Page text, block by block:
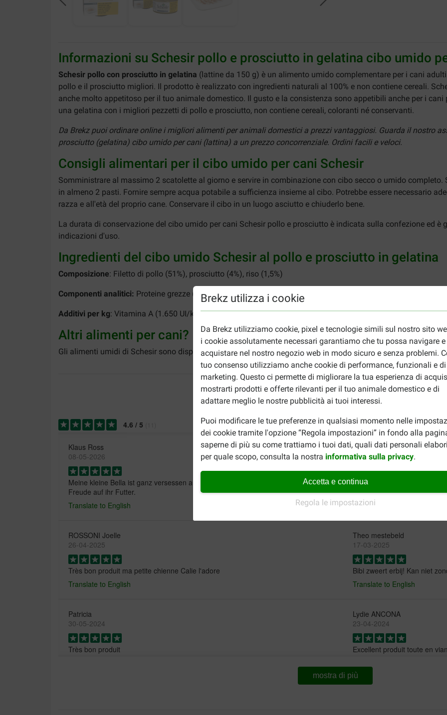
Brekz utilizza i cookie
Da Brekz utilizziamo cookie, pixel e tecnologie simili sul nostro sito
i cookie assolutamente necessari garantiamo che tu possa navigare e
acquistare nel nostro negozio web in modo sicuro e senza problemi.
tuo consenso utilizziamo anche cookie di performance, funzionali e di
marketing. Questo ci permette di migliorare la tua esperienza di
mostrarti prodotti e offerte rilevanti per il tuo animale domestico e di
adattare meglio le nostre pubblicità ai tuoi interessi.
Puoi modificare le tue preferenze in qualsiasi momento nelle
dei cookie tramite l'opzione “Regola impostazioni” in fondo alla
saperne di più su come trattiamo i tuoi dati, quali dati personali
per quale scopo, consulta la nostra informativa sulla privacy.
Accetta e continua
Regola le impostazioni
Informazioni su Schesir pollo e prosciutto in gelatina cibo umido
Schesir pollo con prosciutto in gelatina (lattine da 150 g) è un alimento umido complementare per i cani
pollo e il prosciutto migliori. Il prodotto è realizzato con ingredienti naturali al 100% e non contiene cereali.
anche molto appetitoso per il tuo animale domestico. Il gusto e la consistenza sono appetibili anche per i
una gelatina con i migliori pezzetti di pollo e prosciutto, non contiene cereali, coloranti né conservanti.
Da Brekz puoi ordinare online i migliori alimenti per animali domestici a prezzi vantaggiosi. Guarda il nostro
prosciutto (gelatina) cibo umido per cani (lattina) a un prezzo concorrenziale. Ordini facili e veloci.
Consigli alimentari per il cibo umido per cani Schesir
Somministrare al massimo 2 scatolette al giorno e servire in combinazione con cibo secco o umido
in almeno 2 pasti. Fornire sempre acqua potabile a sufficienza insieme al cibo. Potrebbe essere necessario
razza e all'età del proprio cane. Conservare il cibo in un luogo asciutto e chiuderlo bene.
La durata di conservazione del cibo umido per cani Schesir pollo e prosciutto è indicata sulla confezione ed è
indicazioni d'uso.
Ingredienti del cibo umido Schesir al pollo e prosciutto in gelatina
Composizione: Filetto di pollo (51%), prosciutto (4%), riso (1,5%)
Componenti analitici: Proteine grezze (13,0%), grassi grezzi (2,0%), fibre grezze (0,1%), ceneri grezze (2,0%),
Additivi per kg: Vitamina A (1.650 UI/kg), vitamina E (10 mg/kg)
Altri alimenti per cani?
Gli alimenti umidi di Schesir sono disponibili in diverse varianti. Per gli amanti del pesce c'è ad esempio
4.6 / 5
Klaus Ross
08-05-2026
Meine kleine Bella ist ganz versessen auf ihr Schesir, sie tanzt vor mir vor
Freude auf ihr Futter.
Translate to English
Marianne Van Rossum
11-10-2025
Alles netjes en op tijd
goed.
Translate to English
ROSSONI Joelle
26-04-2025
Très bon produit ma petite chienne Calie l'adore
Translate to English
Theo mestebeld
17-03-2025
Bibi zweert erbij! Kan niet
Translate to English
Patricia
30-05-2024
Très bon produit
Lydie ANCONA
23-04-2024
Excellent produit toute en
mostra di più